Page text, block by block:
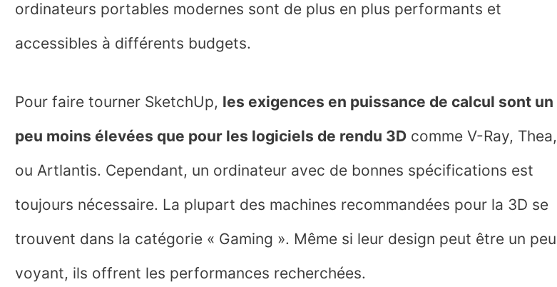
ordinateurs portables modernes sont de plus en plus performants et
accessibles à différents budgets.
Pour faire tourner SketchUp, les exigences en puissance de calcul sont un
peu moins élevées que pour les logiciels de rendu 3D comme V-Ray, Thea,
ou Artlantis. Cependant, un ordinateur avec de bonnes spécifications est
toujours nécessaire. La plupart des machines recommandées pour la 3D se
trouvent dans la catégorie « Gaming ». Même si leur design peut être un peu
voyant, ils offrent les performances recherchées.